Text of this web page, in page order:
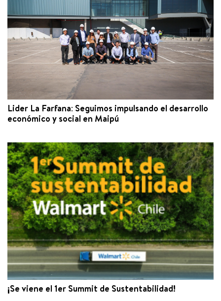
Lider La Farfana: Seguimos impulsando el desarrollo
económico y social en Maipú
¡Se viene el 1er Summit de Sustentabilidad!